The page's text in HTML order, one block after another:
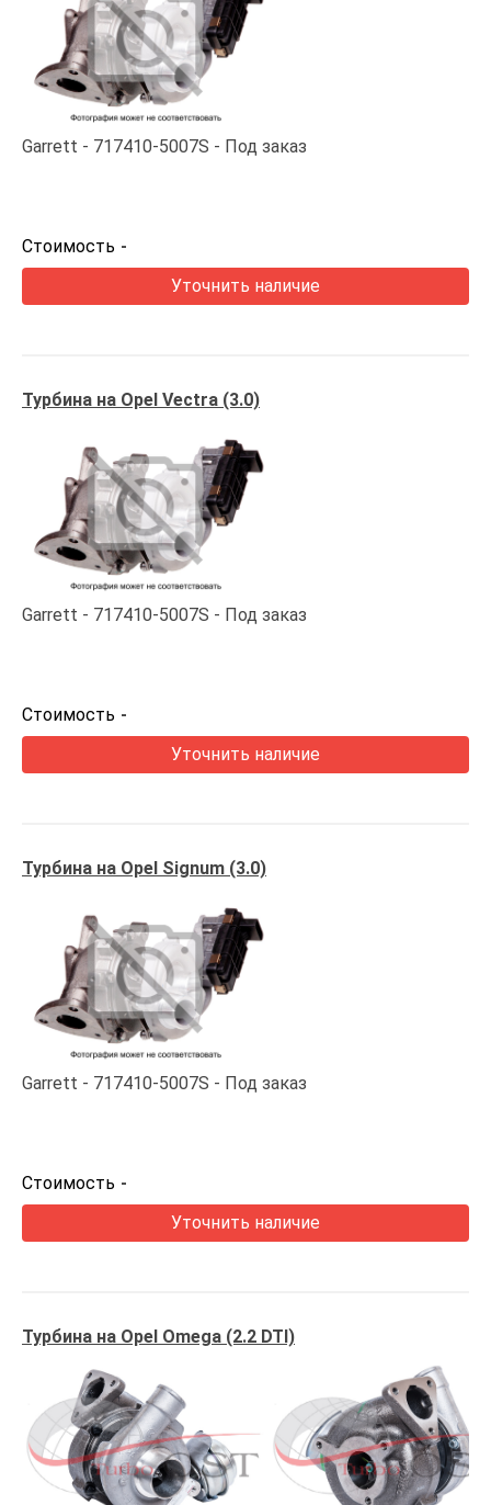
Garrett 717410-5007S Под заказ
Стоимость -
Уточнить наличие
Турбина на Opel Vectra (3.0)
Garrett 717410-5007S Под заказ
Стоимость -
Уточнить наличие
Турбина на Opel Signum (3.0)
Garrett 717410-5007S Под заказ
Стоимость -
Уточнить наличие
Турбина на Opel Omega (2.2 DTI)